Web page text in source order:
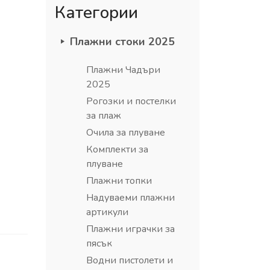
Категории
Плажни стоки 2025
Плажни Чадъри
2025
Рогозки и постелки
за плаж
Очила за плуване
Комплекти за
плуване
Плажни топки
Надуваеми плажни
артикули
Плажни играчки за
пясък
Водни пистолети и